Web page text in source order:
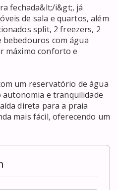
fechada&lt;/i&gt;, já
de sala e quartos, além
split, 2 freezers, 2
bebedouros com água
máximo conforto e
um reservatório de água
e tranquilidade
direta para a praia
mais fácil, oferecendo um